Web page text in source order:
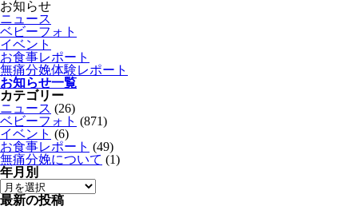
お知らせ
ニュース
ベビーフォト
イベント
お食事レポート
無痛分娩体験レポート
お知らせ一覧
カテゴリー
ニュース (26)
ベビーフォト (871)
イベント (6)
お食事レポート (49)
無痛分娩について (1)
年月別
最新の投稿